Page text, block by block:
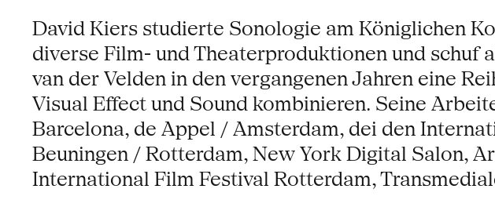
David Kiers studierte Sonologie am Königlichen
diverse Film- und Theaterproduktionen und schuf
van der Velden in den vergangenen Jahren eine
Visual Effect und Sound kombinieren. Seine
Barcelona, de Appel / Amsterdam, dei den
Beuningen / Rotterdam, New York Digital Salon,
International Film Festival Rotterdam,